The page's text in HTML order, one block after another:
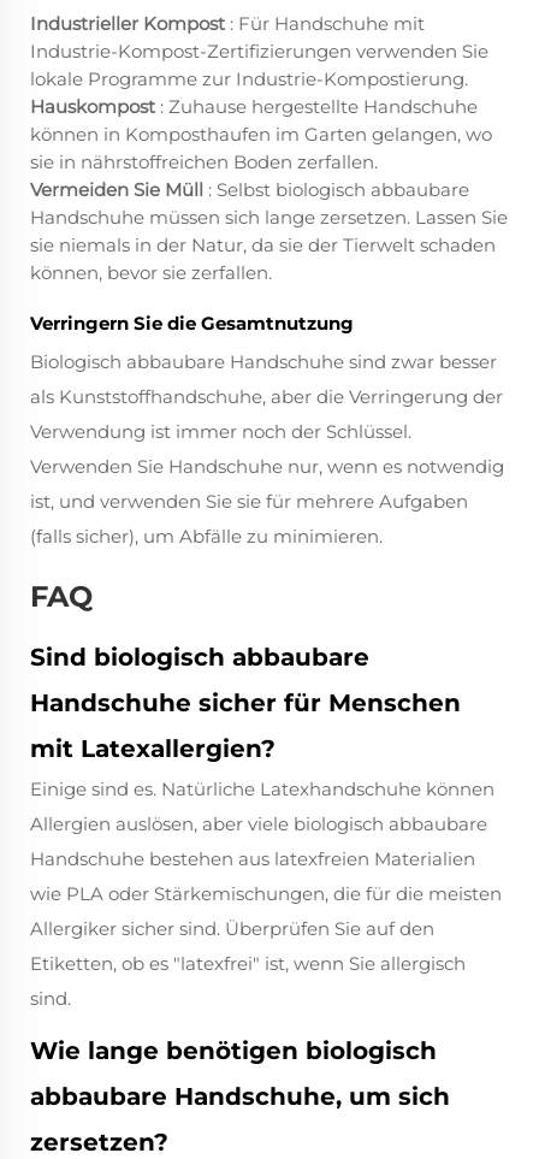
Industrieller Kompost : Für Handschuhe mit
Industrie-Kompost-Zertifizierungen verwenden Sie
lokale Programme zur Industrie-Kompostierung.
Hauskompost : Zuhause hergestellte Handschuhe
können in Komposthaufen im Garten gelangen, wo
sie in nährstoffreichen Boden zerfallen.
Vermeiden Sie Müll : Selbst biologisch abbaubare
Handschuhe müssen sich lange zersetzen. Lassen Sie
sie niemals in der Natur, da sie der Tierwelt schaden
können, bevor sie zerfallen.
Verringern Sie die Gesamtnutzung
Biologisch abbaubare Handschuhe sind zwar besser
als Kunststoffhandschuhe, aber die Verringerung der
Verwendung ist immer noch der Schlüssel.
Verwenden Sie Handschuhe nur, wenn es notwendig
ist, und verwenden Sie sie für mehrere Aufgaben
(falls sicher), um Abfälle zu minimieren.
FAQ
Sind biologisch abbaubare
Handschuhe sicher für Menschen
mit Latexallergien?
Einige sind es. Natürliche Latexhandschuhe können
Allergien auslösen, aber viele biologisch abbaubare
Handschuhe bestehen aus latexfreien Materialien
wie PLA oder Stärkemischungen, die für die meisten
Allergiker sicher sind. Überprüfen Sie auf den
Etiketten, ob es "latexfrei" ist, wenn Sie allergisch
sind.
Wie lange benötigen biologisch
abbaubare Handschuhe, um sich
zersetzen?